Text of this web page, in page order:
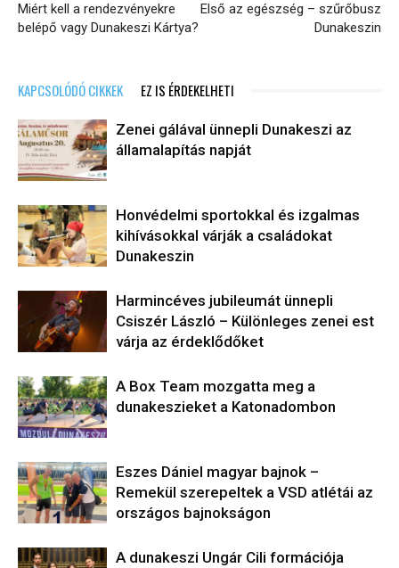
Miért kell a rendezvényekre
belépő vagy Dunakeszi Kártya?
Első az egészség – szűrőbusz
Dunakeszin
KAPCSOLÓDÓ CIKKEK EZ IS ÉRDEKELHETI
Zenei gálával ünnepli Dunakeszi az
államalapítás napját
Honvédelmi sportokkal és izgalmas
kihívásokkal várják a családokat
Dunakeszin
Harmincéves jubileumát ünnepli
Csiszér László – Különleges zenei est
várja az érdeklődőket
A Box Team mozgatta meg a
dunakeszieket a Katonadombon
Eszes Dániel magyar bajnok –
Remekül szerepeltek a VSD atlétái az
országos bajnokságon
A dunakeszi Ungár Cili formációja